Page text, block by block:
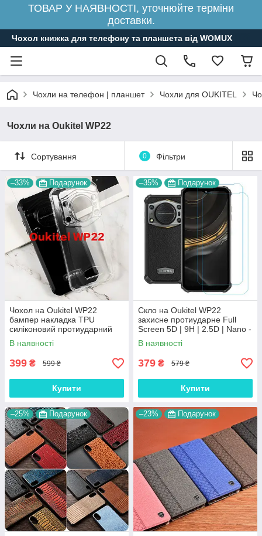
ТОВАР У НАЯВНОСТІ, уточнюйте терміни
доставки.
Чохол книжка для телефону та планшета від WOMUX
Чохли на телефон | планшет Чохли для OUKITEL
Чохли на Oukitel WP22
Сортування 0 Фільтри
–33% Подарунок
Чохол на Oukitel WP22
бампер накладка TPU
силіконовий протиударний
оригінальний "W-SHEILD"
В наявності
399 ₴ 599 ₴
Купити
–35% Подарунок
Скло на Oukitel WP22
захисне протиударне Full
Screen 5D | 9H | 2.5D | Nano -
покриття "HYPER"
В наявності
379 ₴ 579 ₴
Купити
–25% Подарунок –23% Подарунок